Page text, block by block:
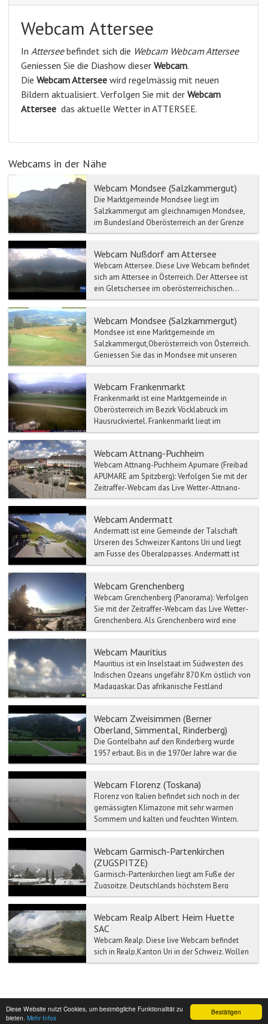
Bestätigen
Diese Website nutzt Cookies, um bestmögliche Funktionalität zu
bieten. Mehr Infos
Webcam Attersee
In Atterseebefindet sich die Webcam Webcam Attersee
Geniessen Sie die Diashow dieser Webcam.
Die Webcam Attersee wird regelmässig mit neuen
Bildern aktualisiert. Verfolgen Sie mit der Webcam
Attersee das aktuelle Wetter in ATTERSEE.
Webcams in der Nähe
Webcam Mondsee (Salzkammergut)
Die Marktgemeinde Mondsee liegt im
Salzkammergut am gleichnamigen Mondsee,
im Bundesland Oberösterreich an der Grenze
zum Land Salzburg und im Geri...
Webcam Nußdorf am Attersee
Webcam Attersee. Diese Live Webcam befindet
sich am Attersee in Österreich. Der Attersee ist
ein Gletschersee im oberösterreichischen...
Webcam Mondsee (Salzkammergut)
Mondsee ist eine Marktgemeinde im
Salzkammergut,Oberösterreich von Österreich.
Geniessen Sie das in Mondsee mit unseren
Webcams.
Webcam Frankenmarkt
Frankenmarkt ist eine Marktgemeinde in
Oberösterreich im Bezirk Vöcklabruck im
Hausruckviertel. Frankenmarkt liegt im
Gerichtsbezirk Frankenmarkt....
Webcam Attnang-Puchheim
Webcam Attnang-Puchheim Apumare (Freibad
APUMARE am Spitzberg): Verfolgen Sie mit der
Zeitraffer-Webcam das Live Wetter-Attnang-
Puchh...
Webcam Andermatt
Andermatt ist eine Gemeinde der Talschaft
Urseren des Schweizer Kantons Uri und liegt
am Fusse des Oberalppasses. Andermatt ist
Hauptort des Ursere...
Webcam Grenchenberg
Webcam Grenchenberg (Panorama): Verfolgen
Sie mit der Zeitraffer-Webcam das Live Wetter-
Grenchenberg. Als Grenchenberg wird eine
Hoch...
Webcam Mauritius
Mauritius ist ein Inselstaat im Südwesten des
Indischen Ozeans ungefähr 870 Km östlich von
Madagaskar. Das afrikanische Festland
befindet sich etwa...
Webcam Zweisimmen (Berner
Oberland, Simmental, Rinderberg)
Die Gontelbahn auf den Rinderberg wurde
1957 erbaut. Bis in die 1970er Jahre war die
Rinderbergbahn die längste ihrer Art in Europa.
Webcam Florenz (Toskana)
Florenz von Italien befindet sich noch in der
gemässigten Klimazone mit sehr warmen
Sommern und kalten und feuchten Wintern.
Aufgrund seiner Lage u...
Webcam Garmisch-Partenkirchen
(ZUGSPITZE)
Garmisch-Partenkirchen liegt am Fuße der
Zugspitze, Deutschlands höchstem Berg
(2.962 m) und ist einer der bedeutendsten
Webcam Realp Albert Heim Huette
SAC
Webcam Realp. Diese live Webcam befindet
sich in Realp,Kanton Uri in der Schweiz. Wollen
Sie wissen wie heute das in Realp ist...